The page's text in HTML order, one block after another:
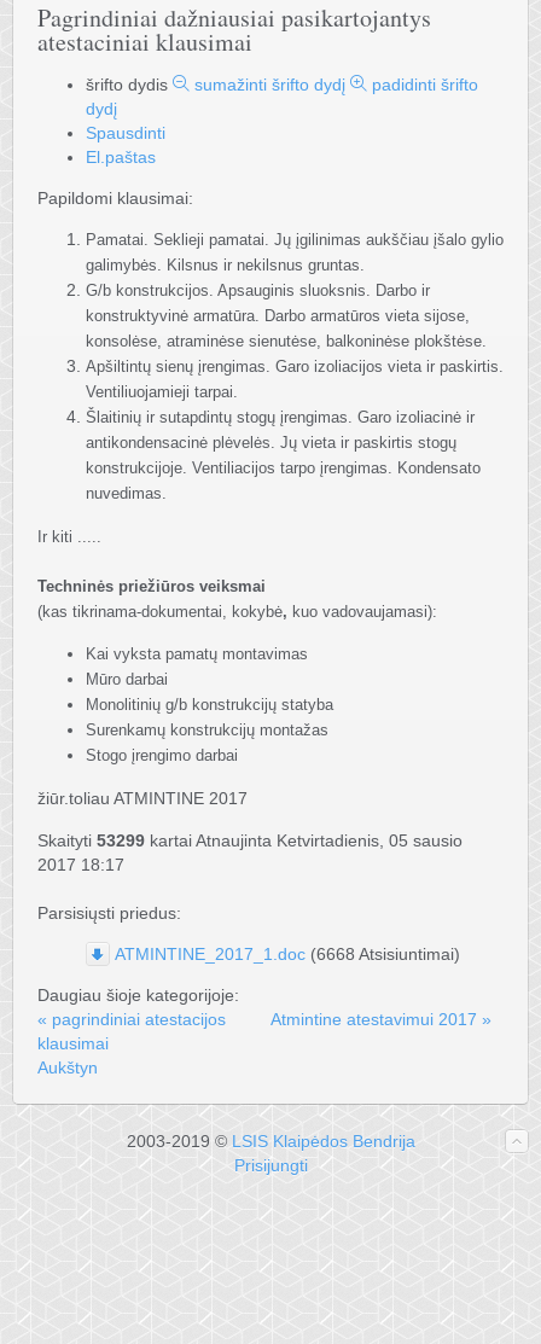
Pagrindiniai dažniausiai pasikartojantys
atestaciniai klausimai
šrifto dydis sumažinti šrifto dydį
padidinti šrifto
dydį
Spausdinti
El.paštas
Papildomi klausimai:
Pamatai. Seklieji pamatai. Jų įgilinimas aukščiau įšalo gylio
galimybės. Kilsnus ir nekilsnus gruntas.
G/b konstrukcijos. Apsauginis sluoksnis. Darbo ir
konstruktyvinė armatūra. Darbo armatūros vieta sijose,
konsolėse, atraminėse sienutėse, balkoninėse plokštėse.
Apšiltintų sienų įrengimas. Garo izoliacijos vieta ir paskirtis.
Ventiliuojamieji tarpai.
Šlaitinių ir sutapdintų stogų įrengimas. Garo izoliacinė ir
antikondensacinė plėvelės. Jų vieta ir paskirtis stogų
konstrukcijoje. Ventiliacijos tarpo įrengimas. Kondensato
nuvedimas.
Ir kiti .....
Techninės priežiūros veiksmai
(kas tikrinama-dokumentai, kokybė, kuo vadovaujamasi):
Kai vyksta pamatų montavimas
Mūro darbai
Monolitinių g/b konstrukcijų statyba
Surenkamų konstrukcijų montažas
Stogo įrengimo darbai
žiūr.toliau ATMINTINE 2017
Skaityti 53299 kartaiAtnaujinta Ketvirtadienis, 05 sausio
2017 18:17
Parsisiųsti priedus:
ATMINTINE_2017_1.doc (6668 Atsisiuntimai)
Daugiau šioje kategorijoje:
« pagrindiniai atestacijos
klausimai
Atmintine atestavimui 2017 »
Aukštyn
2003-2019 © LSIS Klaipėdos Bendrija
Prisijungti